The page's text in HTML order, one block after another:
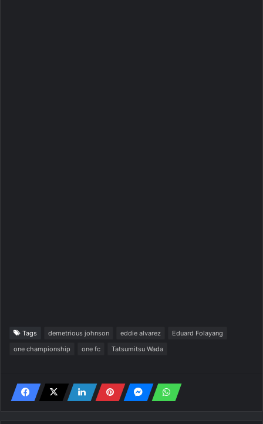
Tags demetrious johnson eddie alvarez
Eduard Folayang
one championship
one fc Tatsumitsu Wada